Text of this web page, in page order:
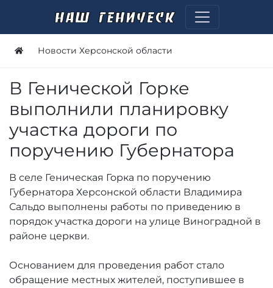
Новости Херсонской области
В Генической Горке
выполнили планировку
участка дороги по
поручению Губернатора
В селе Геническая Горка по поручению
Губернатора Херсонской области Владимира
Сальдо выполнены работы по приведению в
порядок участка дороги на улице Виноградной в
районе церкви.
Основанием для проведения работ стало
обращение местных жителей, поступившее в